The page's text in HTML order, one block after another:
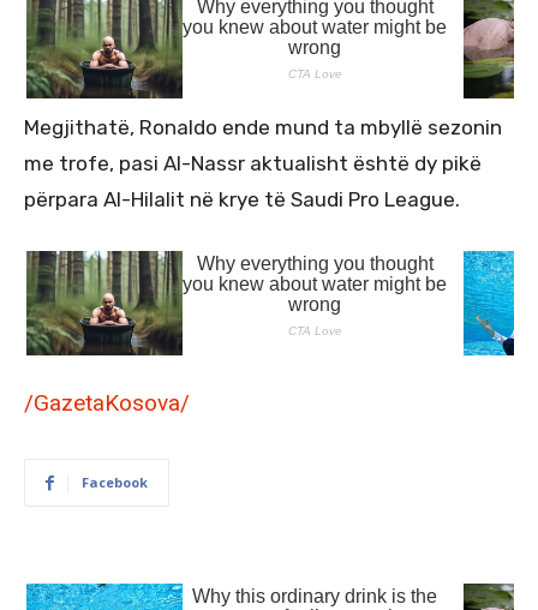
Megjithatë, Ronaldo ende mund ta mbyllë sezonin
me trofe, pasi Al-Nassr aktualisht është dy pikë
përpara Al-Hilalit në krye të Saudi Pro League.
/GazetaKosova/
Facebook